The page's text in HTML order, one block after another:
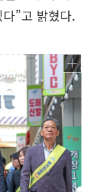
”고 밝혔다.